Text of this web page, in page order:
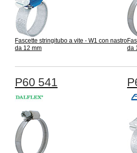
Fascette stringitubo a vite - W1 con nastro
da 12 mm
da
P60 541